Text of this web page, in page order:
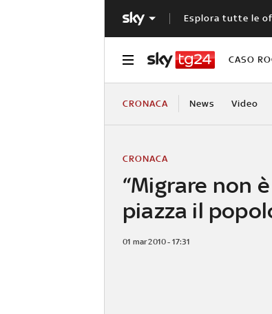
Esplora tutte le
CASO
CRONACA News Video
“Migrare non
piazza il
CRONACA
01 mar 2010 - 17:31